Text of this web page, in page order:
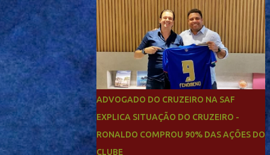
"Mundo Deportivo", o empresário, Neymar
Pai, negou NEYMAR NO BARCELONA?
Jornais internacional divulgam interesse do
jogador. Neymar Pai nega
ADVOGADO DO CRUZEIRO NA SAF
EXPLICA SITUAÇÃO DO CRUZEIRO -
RONALDO COMPROU 90% DAS AÇÕES DO
CLUBE